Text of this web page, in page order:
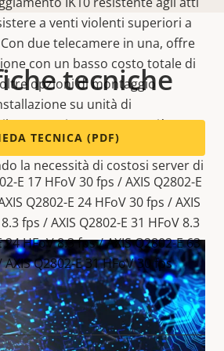
a venti violenti superiori a
due telecamere in una, offre
con un basso costo totale di
opzioni di montaggio
su unità di
montaggio a parete. In più,
bispettrale elabora i dati
la necessità di costosi server di
tecniche
TECNICA (PDF)
E 17 HFoV 30 fps / AXIS Q2802-E
Q2802-E 24 HFoV 30 fps / AXIS
fps / AXIS Q2802-E 31 HFoV 8.3
24 HFoV 8.3 fps / AXIS Q2802-E 63
Q2802-E 31 HFoV 30 fps